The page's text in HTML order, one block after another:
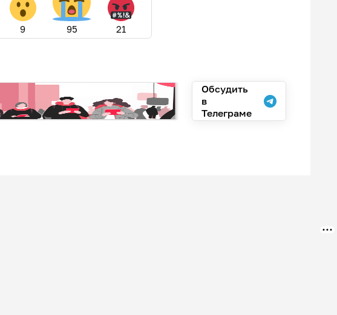
9 95 21
Обсудить
в
Телеграме